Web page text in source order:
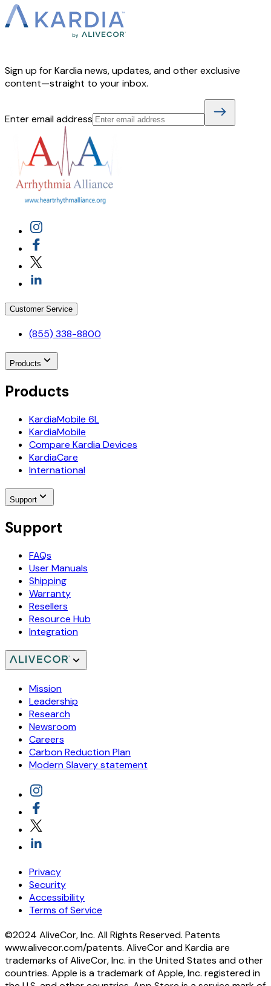
Sign up for Kardia news, updates, and other exclusive
content—straight to your inbox.
Enter email address
Customer Service
(855) 338-8800
Products
Products
KardiaMobile 6L
KardiaMobile
Compare Kardia Devices
KardiaCare
International
Support
Support
FAQs
User Manuals
Shipping
Warranty
Resellers
Resource Hub
Integration
Mission
Leadership
Research
Newsroom
Careers
Carbon Reduction Plan
Modern Slavery statement
Privacy
Security
Accessibility
Terms of Service
©2024 AliveCor, Inc. All Rights Reserved. Patents
www.alivecor.com/patents. AliveCor and Kardia are
trademarks of AliveCor, Inc. in the United States and other
countries. Apple is a trademark of Apple, Inc. registered in